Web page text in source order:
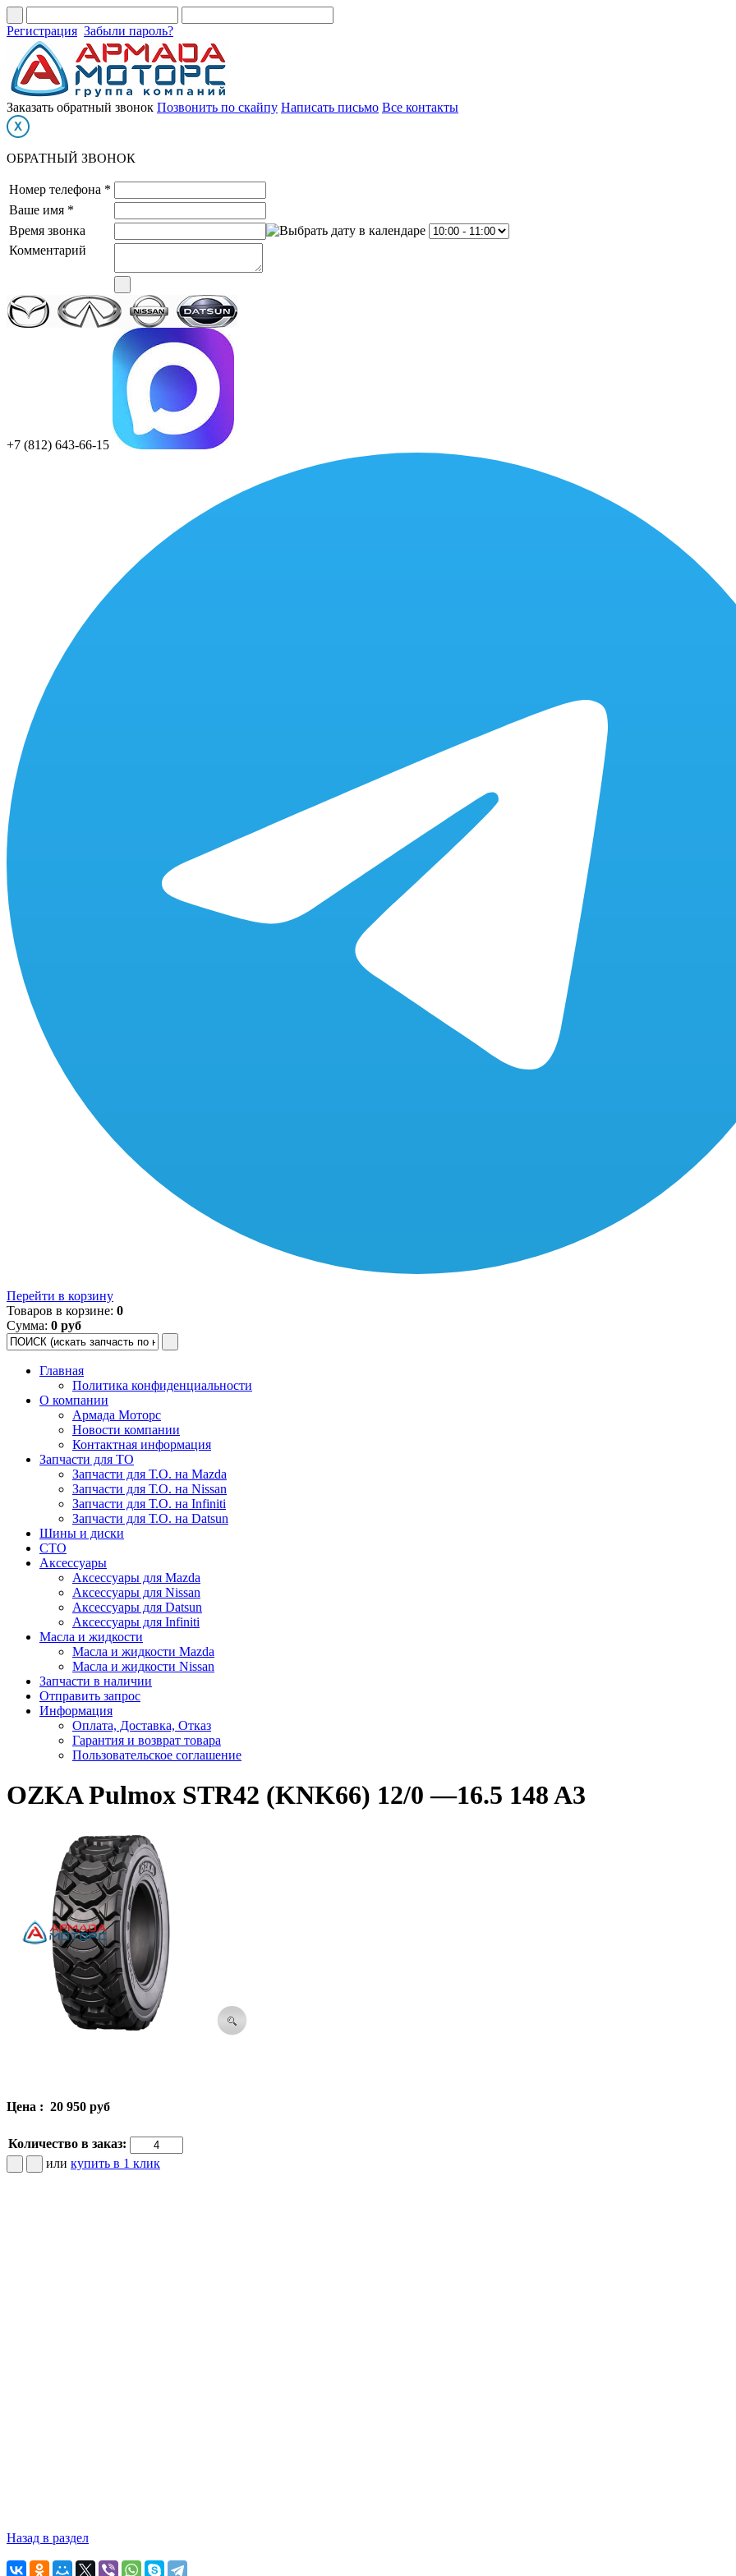
Регистрация Забыли пароль?
Заказать обратный звонок Позвонить по скайпу Написать письмо Все контакты
ОБРАТНЫЙ ЗВОНОК
Номер телефона *
Ваше имя *
Время звонка
Комментарий
+7 (812) 643-66-15
Перейти в корзину
Товаров в корзине: 0
Сумма: 0 руб
Главная
Политика конфиденциальности
О компании
Армада Моторс
Новости компании
Контактная информация
Запчасти для ТО
Запчасти для Т.О. на Mazda
Запчасти для Т.О. на Nissan
Запчасти для Т.О. на Infiniti
Запчасти для Т.О. на Datsun
Шины и диски
СТО
Аксессуары
Аксессуары для Mazda
Аксессуары для Nissan
Аксессуары для Datsun
Аксессуары для Infiniti
Масла и жидкости
Масла и жидкости Mazda
Масла и жидкости Nissan
Запчасти в наличии
Отправить запрос
Информация
Оплата, Доставка, Отказ
Гарантия и возврат товара
Пользовательское соглашение
OZKA Pulmox STR42 (KNK66) 12/0 —16.5 148 A3
Цена : 20 950 руб
Количество в заказ:
или купить в 1 клик
Назад в раздел